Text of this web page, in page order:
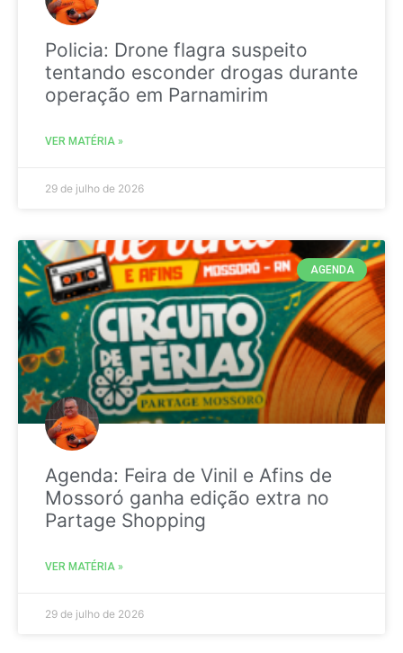
Policia: Drone flagra suspeito
tentando esconder drogas durante
operação em Parnamirim
VER MATÉRIA »
29 de julho de 2026
AGENDA
Agenda: Feira de Vinil e Afins de
Mossoró ganha edição extra no
Partage Shopping
VER MATÉRIA »
29 de julho de 2026